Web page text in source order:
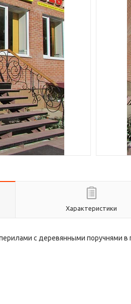
Характеристики
с деревянными поручнями в